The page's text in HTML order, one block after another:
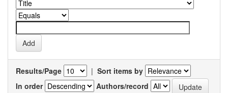
Results/Page | Sort items by
In order
Authors/record